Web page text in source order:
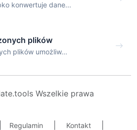
konwertuje dane...
plików
plików umożliw...
Wszelkie prawa
Regulamin Kontakt